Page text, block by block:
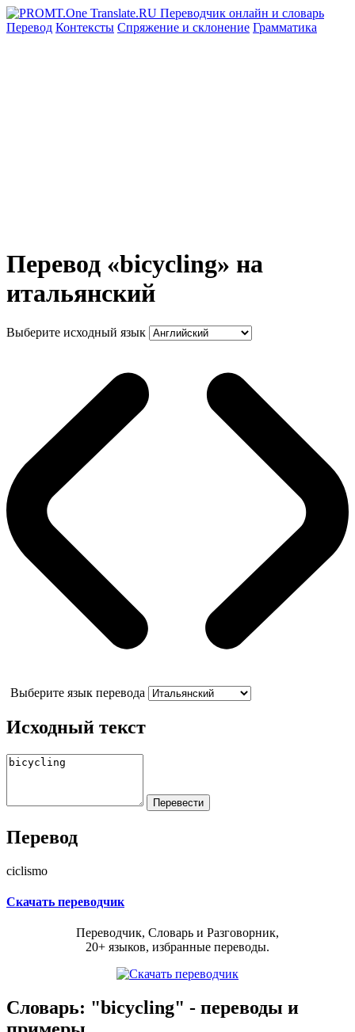
Перевод Контексты Спряжение и склонение Грамматика
Перевод «bicycling» на
итальянский
Выберите исходный язык
Выберите язык перевода
Исходный текст
Перевод
ciclismo
Скачать переводчик
Переводчик, Словарь и Разговорник,
20+ языков, избранные переводы.
Словарь: "bicycling" - переводы и